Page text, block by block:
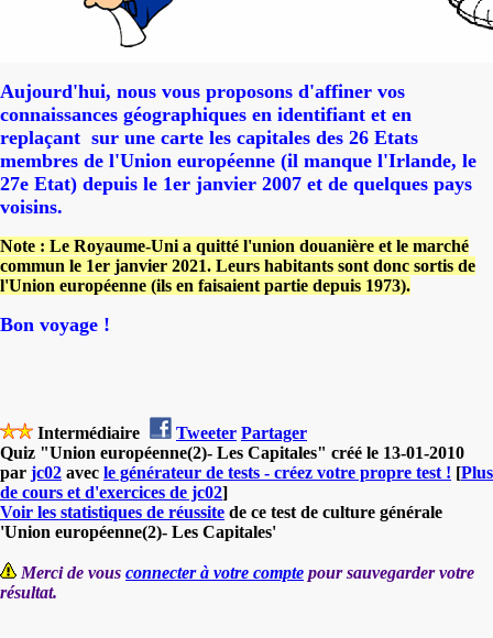
Aujourd'hui, nous vous proposons d'affiner vos
connaissances géographiques en identifiant et en
replaçant sur une carte les capitales des 26 Etats
membres de l'Union européenne (il manque l'Irlande, le
27e Etat) depuis le 1er janvier 2007 et de quelques pays
voisins.
Note : Le Royaume-Uni a quitté l'union douanière et le marché
commun le 1er janvier 2021. Leurs habitants sont donc sortis de
l'Union européenne (ils en faisaient partie depuis 1973).
Bon voyage !
Intermédiaire Tweeter Partager
Quiz "Union européenne(2)- Les Capitales" créé le 13-01-2010
par jc02 avec le générateur de tests - créez votre propre test ! [Plus
de cours et d'exercices de jc02]
Voir les statistiques de réussite de ce test de culture générale
'Union européenne(2)- Les Capitales'
Merci de vous connecter à votre compte pour sauvegarder votre
résultat.